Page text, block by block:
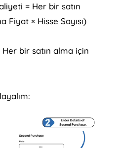
= Her bir satın
Fiyat × Hisse Sayısı)
Her bir satın alma için